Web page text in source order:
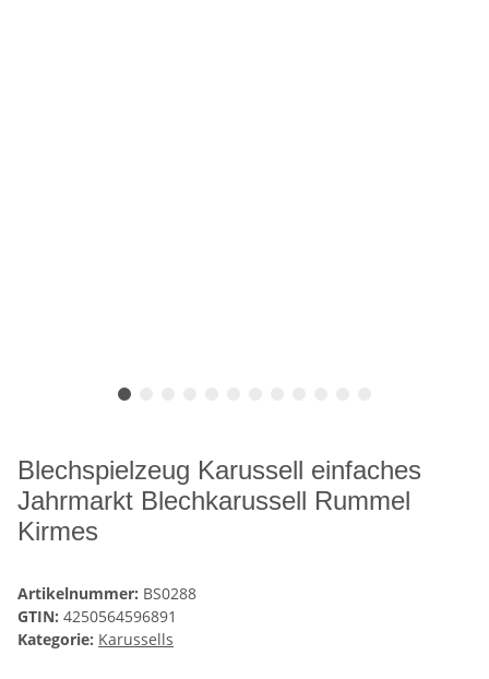
Blechspielzeug Karussell einfaches
Jahrmarkt Blechkarussell Rummel
Kirmes
Artikelnummer: BS0288
GTIN: 4250564596891
Kategorie: Karussells